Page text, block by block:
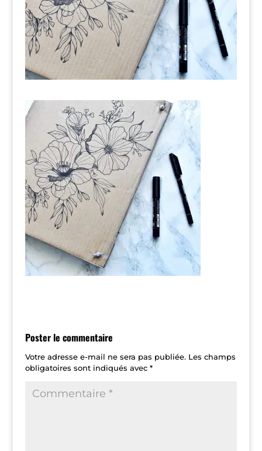
Poster le commentaire
Votre adresse e-mail ne sera pas publiée. Les champs
obligatoires sont indiqués avec *